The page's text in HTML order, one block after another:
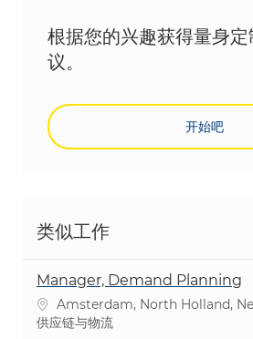
根据您的兴趣获得量身
议。
开始吧
类似工作
Manager, Demand Planning
位置Amsterdam, North Holland,
类别
供应链与物流